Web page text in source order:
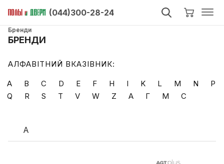
(044)300-28-24
Бренди
БРЕНДИ
АЛФАВІТНИЙ ВКАЗІВНИК:
A B C D E F H I K L M N
P
Q
R S T V W Z А Г М С
A